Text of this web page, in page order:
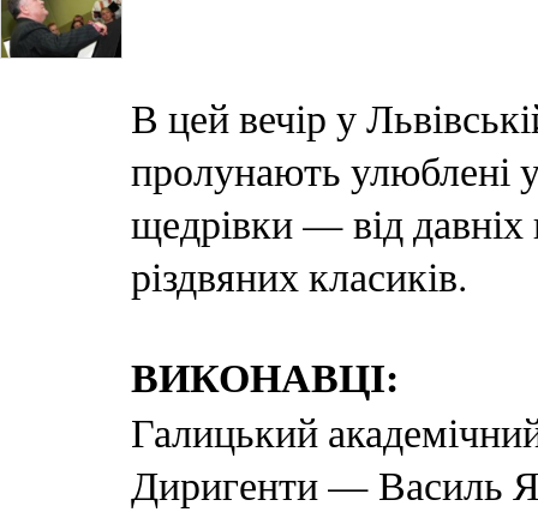
В цей вечір у
пролунають улюблені
щедрівки — від давніх
різдвяних класиків.
ВИКОНАВЦІ:
Галицький
Диригенти — Василь